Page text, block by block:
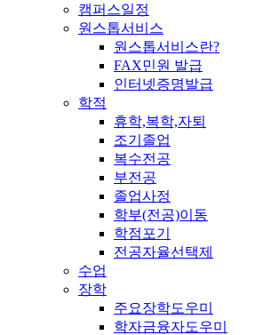
캠퍼스일정
원스톱서비스
원스톱서비스란?
FAX민원 발급
인터넷증명발급
학적
휴학,복학,자퇴
조기졸업
복수전공
부전공
졸업사정
학부(전공)이동
학점포기
전공자율선택제
수업
장학
주요장학도우미
학자금융자도우미